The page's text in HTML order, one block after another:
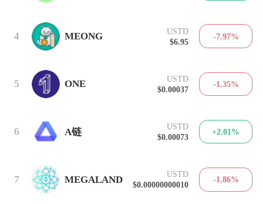
4 MEONG
USTD
$6.95
-7.97%
5 ONE
USTD
$0.00037
-1.35%
6 A链
USTD
$0.00073
+2.01%
7 MEGALAND
USTD
$0.00000000010
-1.86%